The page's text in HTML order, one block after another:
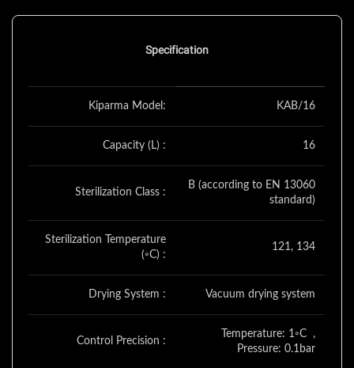
Specification
Kiparma Model: KAB/16
Capacity (L) : 16
Sterilization Class :
B (according to EN 13060
standard)
Sterilization Temperature
(◦C) :
121, 134
Drying System : Vacuum drying system
Control Precision :
Temperature: 1◦C ,
Pressure: 0.1bar